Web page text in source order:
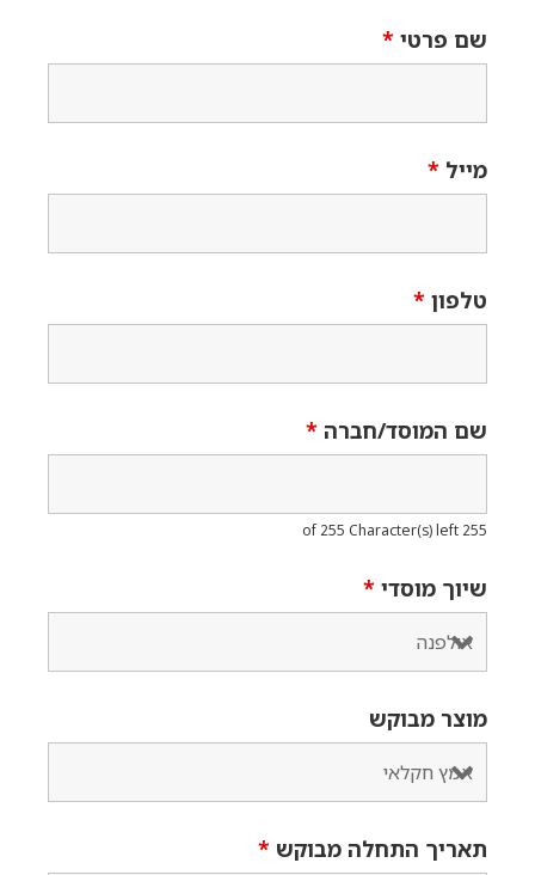
שם פרטי *
מייל *
טלפון *
שם המוסד/חברה *
255 of 255 Character(s) left
שיוך מוסדי *
מוצר מבוקש
תאריך התחלה מבוקש *